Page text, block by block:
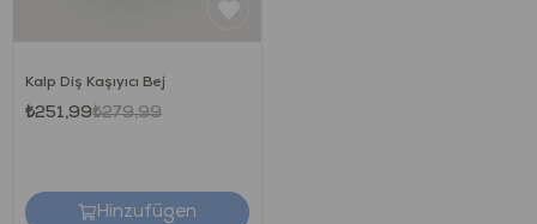
Kalp Diş Kaşıyıcı Bej
₺251,99₺279,99
Hinzufügen